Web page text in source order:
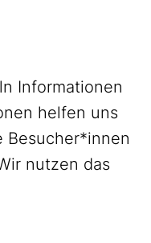
Informationen
helfen uns
Besucher*innen
nutzen das